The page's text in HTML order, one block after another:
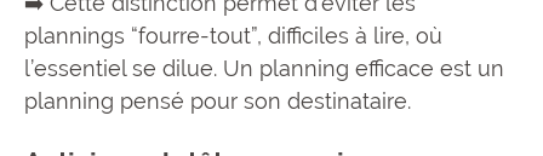
plannings “fourre-tout”, difficiles à lire, où
l’essentiel se dilue. Un planning efficace est un
planning pensé pour son destinataire.